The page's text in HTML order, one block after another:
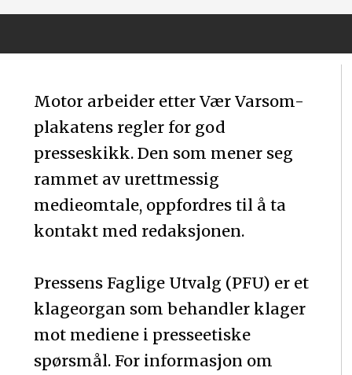
Motor arbeider etter Vær Varsom-
plakatens regler for god
presseskikk. Den som mener seg
rammet av urettmessig
medieomtale, oppfordres til å ta
kontakt med redaksjonen.
Pressens Faglige Utvalg (PFU) er et
klageorgan som behandler klager
mot mediene i presseetiske
spørsmål. For informasjon om